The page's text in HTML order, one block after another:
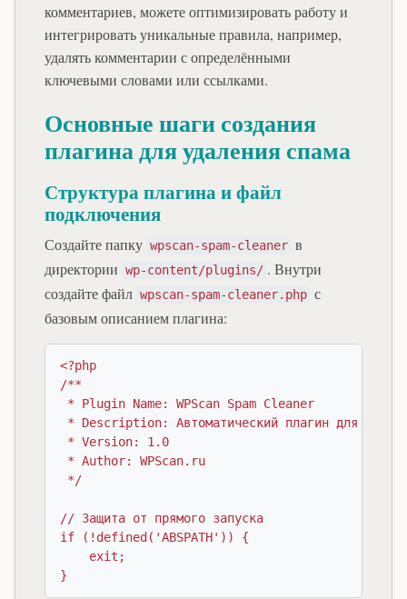
комментариев, можете оптимизировать работу и
интегрировать уникальные правила, например,
удалять комментарии с определёнными
ключевыми словами или ссылками.
Основные шаги создания
плагина для удаления спама
Структура плагина и файл
подключения
Создайте папку wpscan-spam-cleaner в
директории wp-content/plugins/ . Внутри
создайте файл wpscan-spam-cleaner.php с
базовым описанием плагина:
<?php
/**
* Plugin Name: WPScan Spam Cleaner
* Description: Автоматический плагин для
* Version: 1.0
* Author: WPScan.ru
*/
// Защита от прямого запуска
if (!defined('ABSPATH')) {
    exit;